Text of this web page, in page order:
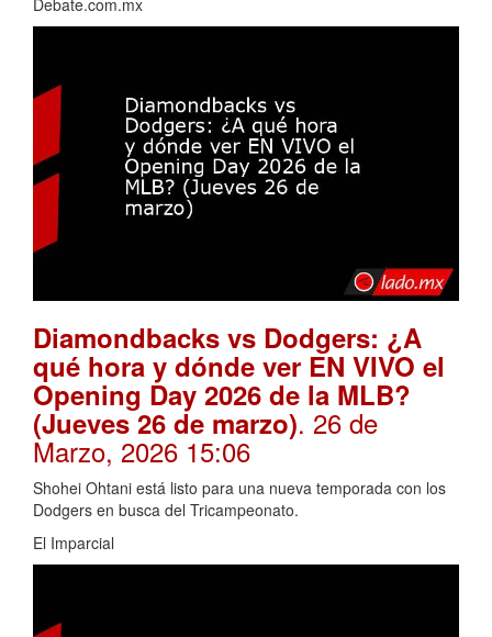
Debate.com.mx
Diamondbacks vs Dodgers: ¿A
qué hora y dónde ver EN VIVO el
Opening Day 2026 de la MLB?
(Jueves 26 de marzo). 26 de
Marzo, 2026 15:06
Shohei Ohtani está listo para una nueva temporada con los
Dodgers en busca del Tricampeonato.
El Imparcial